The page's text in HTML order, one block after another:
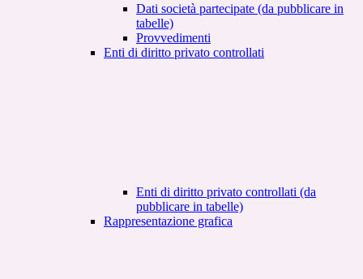
Dati società partecipate (da pubblicare in
tabelle)
Provvedimenti
Enti di diritto privato controllati
Enti di diritto privato controllati (da
pubblicare in tabelle)
Rappresentazione grafica